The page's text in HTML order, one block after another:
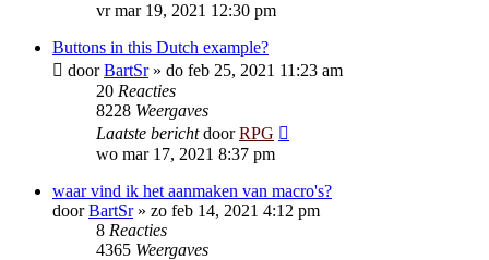
vr mar 19, 2021 12:30 pm
Buttons in this Dutch example?
doorBartSr» do feb 25, 2021 11:23 am
20 Reacties
8228 Weergaves
Laatste berichtdoorRPG
wo mar 17, 2021 8:37 pm
waar vind ik het aanmaken van macro's?
doorBartSr» zo feb 14, 2021 4:12 pm
8 Reacties
4365 Weergaves